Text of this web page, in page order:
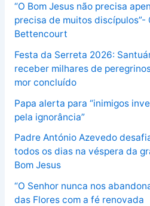
“O Bom Jesus não precisa
precisa de muitos discípulos”-
Bettencourt
Festa da Serreta 2026:
receber milhares de
mor concluído
Papa alerta para “inimigos
pela ignorância”
Padre António Azevedo
todos os dias na véspera da
Bom Jesus
“O Senhor nunca nos
das Flores com a fé renovada